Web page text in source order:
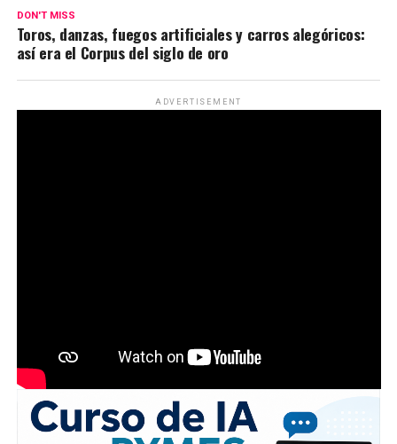
DON'T MISS
Toros, danzas, fuegos artificiales y carros alegóricos:
así era el Corpus del siglo de oro
ADVERTISEMENT